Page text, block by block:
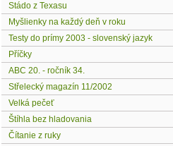
Stádo z Texasu
Myšlienky na každý deň v roku
Testy do prímy 2003 - slovenský jazyk
Příčky
ABC 20. - ročník 34.
Střelecký magazín 11/2002
Velká pečeť
Štíhla bez hladovania
Čítanie z ruky